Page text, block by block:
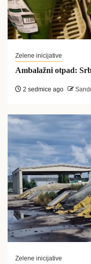
Zelene inicijative
Ambalažni otpad:
2 sedmice ago
Zelene inicijative